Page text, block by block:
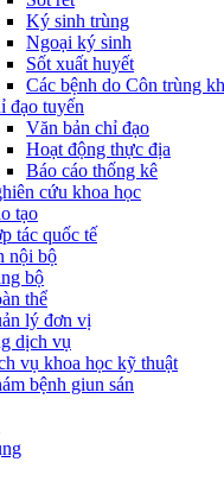
Ký sinh trùng
Ngoại ký sinh
Sốt xuất huyết
Các bệnh do Côn trùng
đạo tuyến
Văn bản chỉ đạo
Hoạt động thực địa
Báo cáo thống kê
cứu khoa học
tạo
tác quốc tế
nội bộ
bộ
thể
lý đơn vị
dịch vụ
vụ khoa học kỹ thuật
bệnh giun sán